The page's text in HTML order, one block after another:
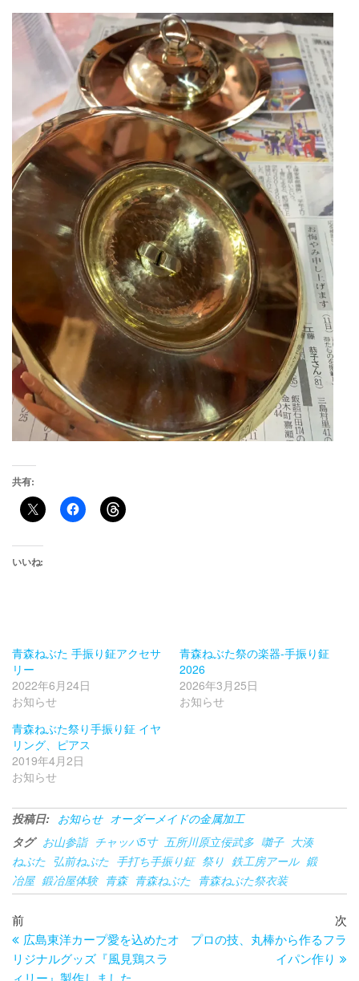
共有:
いいね:
青森ねぶた 手振り鉦アクセサ
リー
2022年6月24日
お知らせ
青森ねぶた祭の楽器-手振り鉦
2026
2026年3月25日
お知らせ
青森ねぶた祭り手振り鉦 イヤ
リング、ピアス
2019年4月2日
お知らせ
投稿日: お知らせ オーダーメイドの金属加工
タグ お山参詣 チャッパ5寸 五所川原立佞武多 囃子 大湊
ねぶた 弘前ねぷた 手打ち手振り鉦 祭り 鉄工房アール 鍛
冶屋 鍛冶屋体験 青森 青森ねぶた 青森ねぶた祭衣装
投
稿
過
去
の
投
前
広島東洋カープ愛を込めたオ
リジナルグッズ『風見鶏スラ
ィリー』製作しました。
次
プロの技、丸棒から作るフラ
イパン作り